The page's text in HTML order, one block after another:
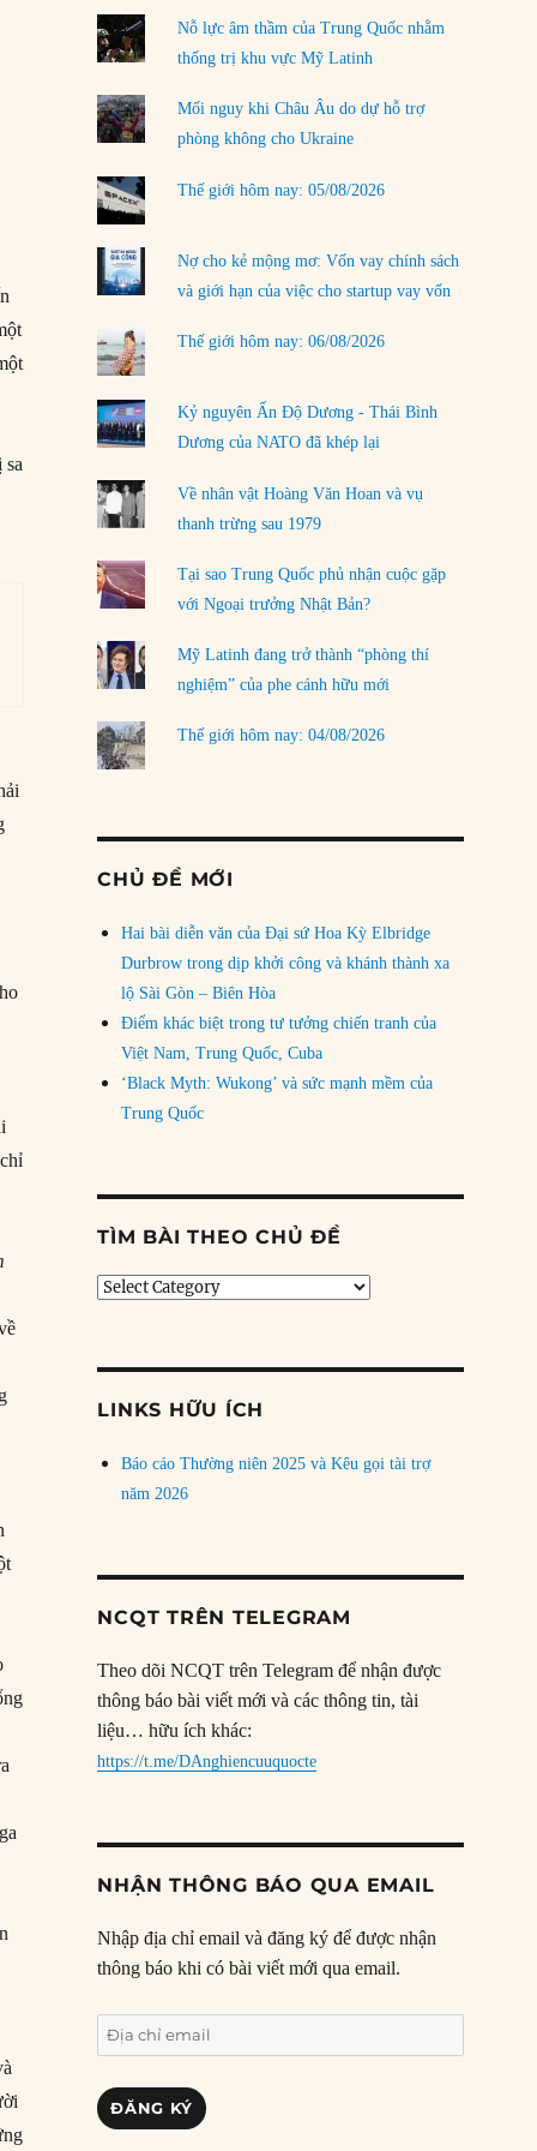
Làm thế nào để kết thúc Chiến tranh Iran?
Chiến lược kế tiếp của Bắc Kinh ở Biển Đông
Trật tự thế giới mới: Các nước nhỏ sẽ luôn
phải chịu đựng?
30/07/2026
Tập tìm cách chôn vùi bê bối chấn động vòng
tròn thân cận của mình
29/07/2026
LOAD MORE
Nỗ lực âm thầm của Trung Quốc nhằm
thống trị khu vực Mỹ Latinh
Mối nguy khi Châu Âu do dự hỗ trợ
phòng không cho Ukraine
Thế giới hôm nay: 05/08/2026
Nợ cho kẻ mộng mơ: Vốn vay chính sách
và giới hạn của việc cho startup vay vốn
Thế giới hôm nay: 06/08/2026
Kỷ nguyên Ấn Độ Dương - Thái Bình
Dương của NATO đã khép lại
Về nhân vật Hoàng Văn Hoan và vụ
thanh trừng sau 1979
Tại sao Trung Quốc phủ nhận cuộc gặp
với Ngoại trưởng Nhật Bản?
Mỹ Latinh đang trở thành “phòng thí
nghiệm” của phe cánh hữu mới
Thế giới hôm nay: 04/08/2026
CHỦ ĐỀ MỚI
Hai bài diễn văn của Đại sứ Hoa Kỳ Elbridge
Durbrow trong dịp khởi công và khánh thành xa
lộ Sài Gòn – Biên Hòa
Điểm khác biệt trong tư tưởng chiến tranh của
Việt Nam, Trung Quốc, Cuba
‘Black Myth: Wukong’ và sức mạnh mềm của
Trung Quốc
TÌM BÀI THEO CHỦ ĐỀ
Tìm
chủ
LINKS HỮU ÍCH
Báo cáo Thường niên 2025 và Kêu gọi tài trợ
năm 2026
NCQT TRÊN TELEGRAM
Theo dõi NCQT trên Telegram để nhận được
thông báo bài viết mới và các thông tin, tài
liệu… hữu ích khác:
https://t.me/DAnghiencuuquocte
NHẬN THÔNG BÁO QUA EMAIL
Nhập địa chỉ email và đăng ký để được nhận
thông báo khi có bài viết mới qua email.
Địa
chỉ
email
ĐĂNG KÝ